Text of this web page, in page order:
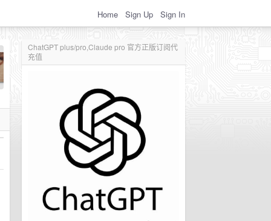
Home Sign Up Sign In
ChatGPT plus/pro,Claude pro 官方正版订阅代
充值